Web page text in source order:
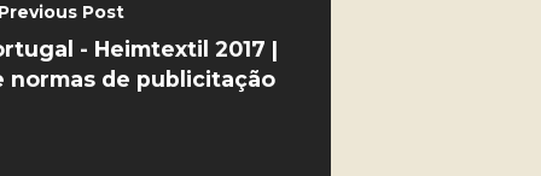
Post
- Heimtextil 2017 |
normas de publicitação